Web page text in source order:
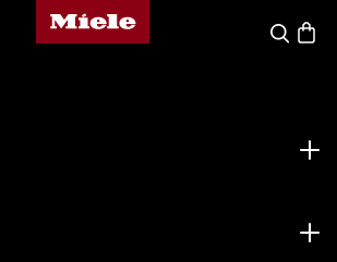
Homepage di Miele
Cerca